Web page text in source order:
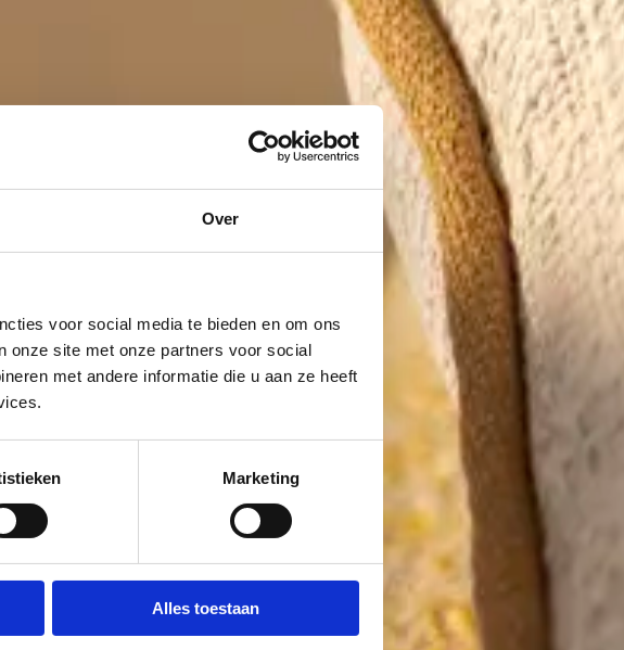
Over
voor social media te bieden en om ons
onze site met onze partners voor social
met andere informatie die u aan ze heeft
Marketing
Alles toestaan